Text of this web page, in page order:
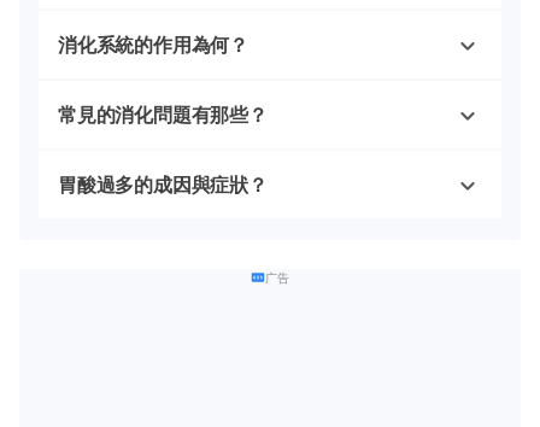
消化系統的作用為何？
常見的消化問題有那些？
胃酸過多的成因與症狀？
广告